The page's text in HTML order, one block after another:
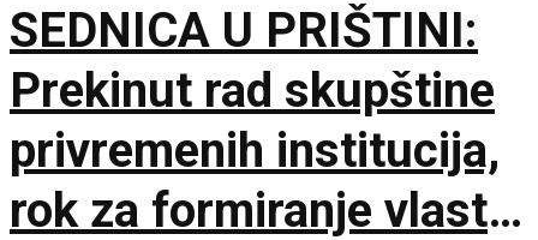
SEDNICA U PRIŠTINI:
Prekinut rad skupštine
privremenih institucija,
rok za formiranje vlasti